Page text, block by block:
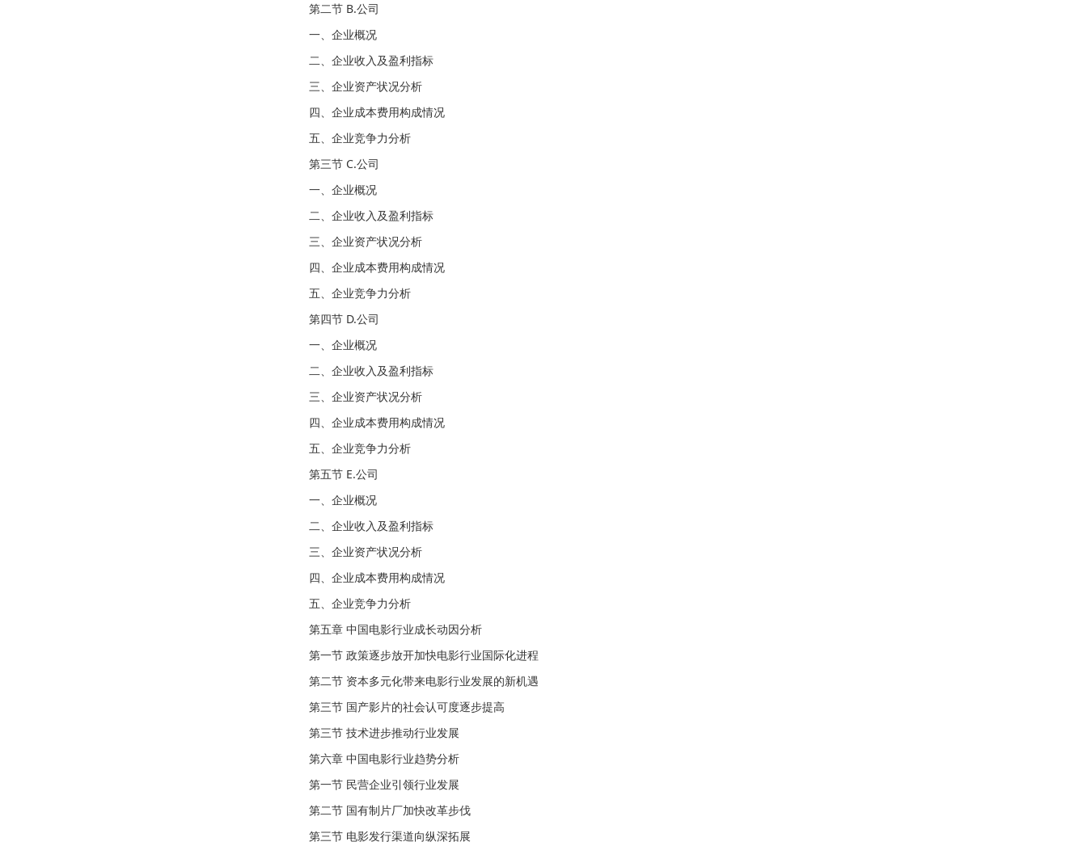
第二节 B.公司
一、企业概况
二、企业收入及盈利指标
三、企业资产状况分析
四、企业成本费用构成情况
五、企业竞争力分析
第三节 C.公司
一、企业概况
二、企业收入及盈利指标
三、企业资产状况分析
四、企业成本费用构成情况
五、企业竞争力分析
第四节 D.公司
一、企业概况
二、企业收入及盈利指标
三、企业资产状况分析
四、企业成本费用构成情况
五、企业竞争力分析
第五节 E.公司
一、企业概况
二、企业收入及盈利指标
三、企业资产状况分析
四、企业成本费用构成情况
五、企业竞争力分析
第五章 中国电影行业成长动因分析
第一节 政策逐步放开加快电影行业国际化进程
第二节 资本多元化带来电影行业发展的新机遇
第三节 国产影片的社会认可度逐步提高
第三节 技术进步推动行业发展
第六章 中国电影行业趋势分析
第一节 民营企业引领行业发展
第二节 国有制片厂加快改革步伐
第三节 电影发行渠道向纵深拓展